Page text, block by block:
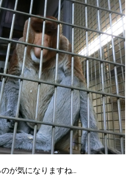
が気になりますね...